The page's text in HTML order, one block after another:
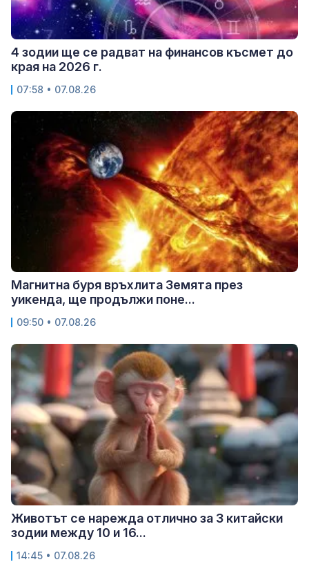
4 зодии ще се радват на финансов късмет до
края на 2026 г.
07:58 • 07.08.26
Магнитна буря връхлита Земята през
уикенда, ще продължи поне...
09:50 • 07.08.26
Животът се нарежда отлично за 3 китайски
зодии между 10 и 16...
14:45 • 07.08.26